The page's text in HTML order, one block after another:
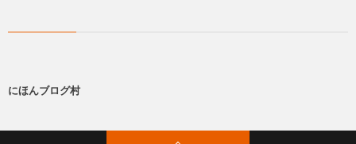
にほんブログ村